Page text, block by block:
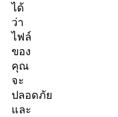
ได้
ว่า
ไฟล์
ของ
คุณ
จะ
ปลอดภัย
และ